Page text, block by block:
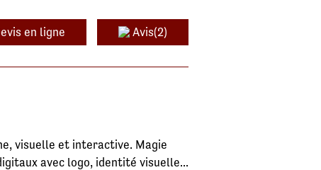
en ligne
Avis(2)
visuelle et interactive. Magie
avec logo, identité visuelle...